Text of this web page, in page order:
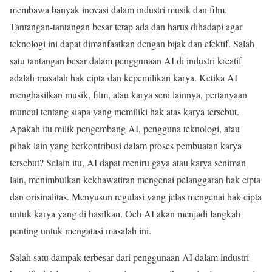
membawa banyak inovasi dalam industri musik dan film.
Tantangan-tantangan besar tetap ada dan harus dihadapi agar
teknologi ini dapat dimanfaatkan dengan bijak dan efektif. Salah
satu tantangan besar dalam penggunaan AI di industri kreatif
adalah masalah hak cipta dan kepemilikan karya. Ketika AI
menghasilkan musik, film, atau karya seni lainnya, pertanyaan
muncul tentang siapa yang memiliki hak atas karya tersebut.
Apakah itu milik pengembang AI, pengguna teknologi, atau
pihak lain yang berkontribusi dalam proses pembuatan karya
tersebut? Selain itu, AI dapat meniru gaya atau karya seniman
lain, menimbulkan kekhawatiran mengenai pelanggaran hak cipta
dan orisinalitas. Menyusun regulasi yang jelas mengenai hak cipta
untuk karya yang di hasilkan. Oeh AI akan menjadi langkah
penting untuk mengatasi masalah ini.
Salah satu dampak terbesar dari penggunaan AI dalam industri